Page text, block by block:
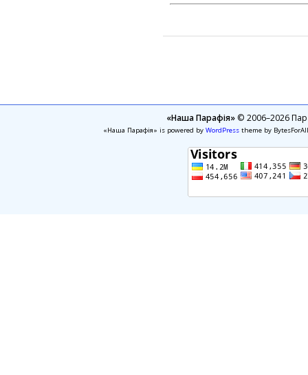
«Наша Парафія»© 2006–2026
«Наша Парафія» is powered by WordPresstheme by